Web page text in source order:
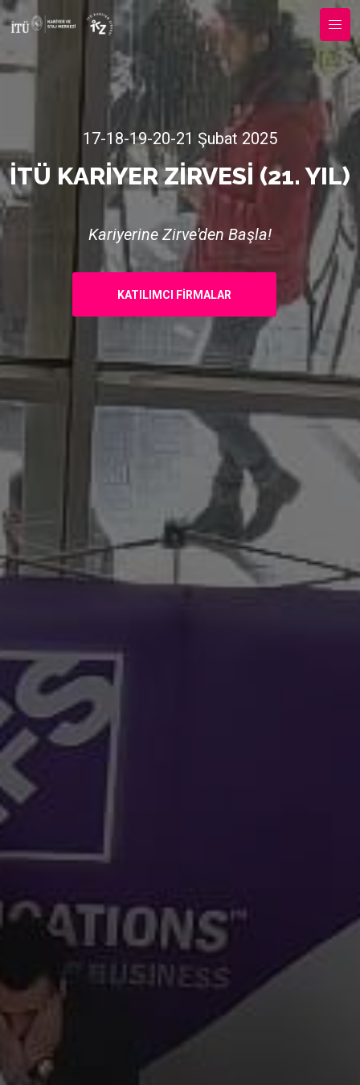
17-18-19-20-21 Şubat 2025
İTÜ KARIYER ZIRVESI (21. YIL)
Kariyerine Zirve'den Başla!
KATILIMCI FIRMALAR